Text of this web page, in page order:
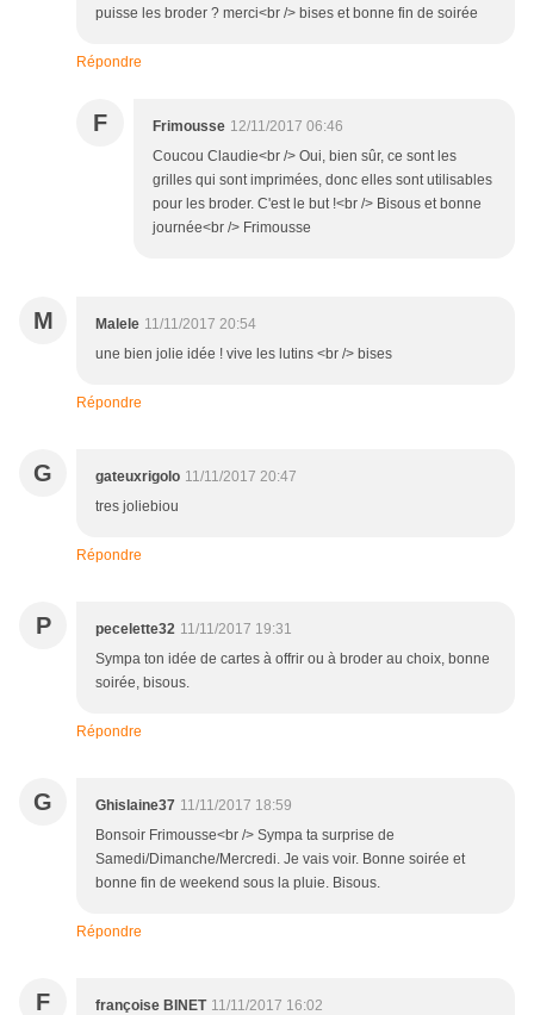
puisse les broder ? merci<br /> bises et bonne fin de soirée
Répondre
F Frimousse 12/11/2017 06:46
Coucou Claudie<br /> Oui, bien sûr, ce sont les
grilles qui sont imprimées, donc elles sont utilisables
pour les broder. C'est le but !<br /> Bisous et bonne
journée<br /> Frimousse
M Malele 11/11/2017 20:54
une bien jolie idée ! vive les lutins <br /> bises
Répondre
G gateuxrigolo 11/11/2017 20:47
tres joliebiou
Répondre
P pecelette32 11/11/2017 19:31
Sympa ton idée de cartes à offrir ou à broder au choix, bonne
soirée, bisous.
Répondre
G Ghislaine37 11/11/2017 18:59
Bonsoir Frimousse<br /> Sympa ta surprise de
Samedi/Dimanche/Mercredi. Je vais voir. Bonne soirée et
bonne fin de weekend sous la pluie. Bisous.
Répondre
F françoise BINET 11/11/2017 16:02